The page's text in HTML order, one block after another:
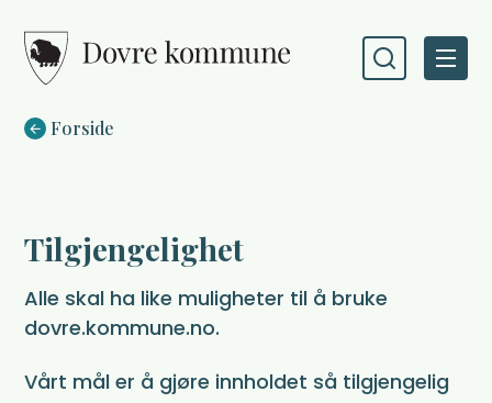
Du er her:
Forside
Tilgjengelighet
Alle skal ha like muligheter til å bruke
dovre.kommune.no.
Vårt mål er å gjøre innholdet så tilgjengelig